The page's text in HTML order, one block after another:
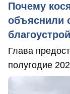
Почему
объяснили
Глава
полугодие